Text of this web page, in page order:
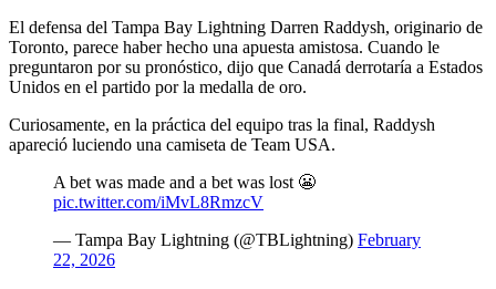
El defensa del Tampa Bay Lightning Darren Raddysh, originario de
Toronto, parece haber hecho una apuesta amistosa. Cuando le
preguntaron por su pronóstico, dijo que Canadá derrotaría a Estados
Unidos en el partido por la medalla de oro.
Curiosamente, en la práctica del equipo tras la final, Raddysh
apareció luciendo una camiseta de Team USA.
A bet was made and a bet was lost 😬
pic.twitter.com/iMvL8RmzcV
— Tampa Bay Lightning (@TBLightning) February
22, 2026